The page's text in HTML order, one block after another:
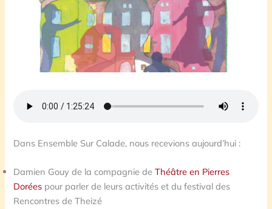
Dans Ensemble Sur Calade, nous recevions aujourd’hui :
Damien Gouy de la compagnie deThéâtre en Pierres
Dorées pour parler de leurs activités et du festival des
Rencontres de Theizé